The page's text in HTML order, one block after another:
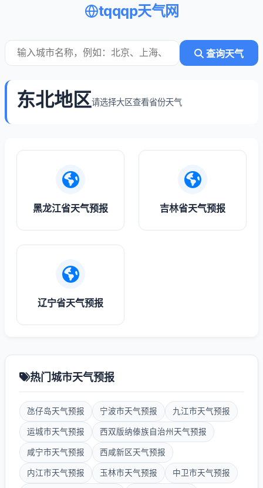
tqqqp天气网
查询天气
东北地区请选择大区查看省份天气
黑龙江省天气预报 吉林省天气预报
辽宁省天气预报
热门城市天气预报
氹仔岛天气预报 宁波市天气预报 九江市天气预报
运城市天气预报 西双版纳傣族自治州天气预报
咸宁市天气预报 西咸新区天气预报
内江市天气预报 玉林市天气预报 中卫市天气预报